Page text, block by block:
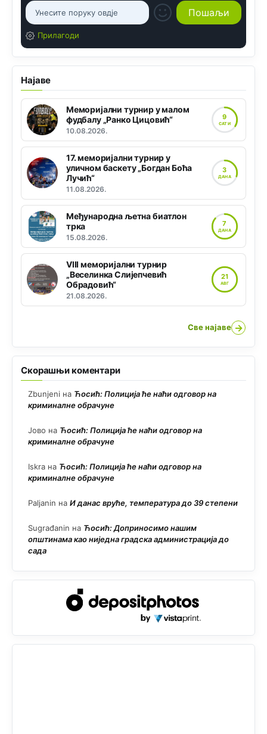
Прилагоди
Најаве
Меморијални турнир у малом
фудбалу „Ранко Цицовић“
10.08.2026.
9
САТИ
17. меморијални турнир у
уличном баскету „Богдан Боћа
Лучић“
11.08.2026.
3
ДАНА
Међународна љетна биатлон
трка
15.08.2026.
7
ДАНА
VIII меморијални турнир
„Веселинка Слијепчевић
Обрадовић“
21.08.2026.
21
АВГ
Све најаве →
Скорашњи коментари
Zbunjeni на Ћосић: Полиција ће наћи одговор на
криминалне обрачуне
Јово на Ћосић: Полиција ће наћи одговор на
криминалне обрачуне
Iskra на Ћосић: Полиција ће наћи одговор на
криминалне обрачуне
Paljanin на И данас вруће, температура до 39 степени
Sugrađanin на Ћосић: Доприносимо нашим
општинама као ниједна градска администрација до
сада